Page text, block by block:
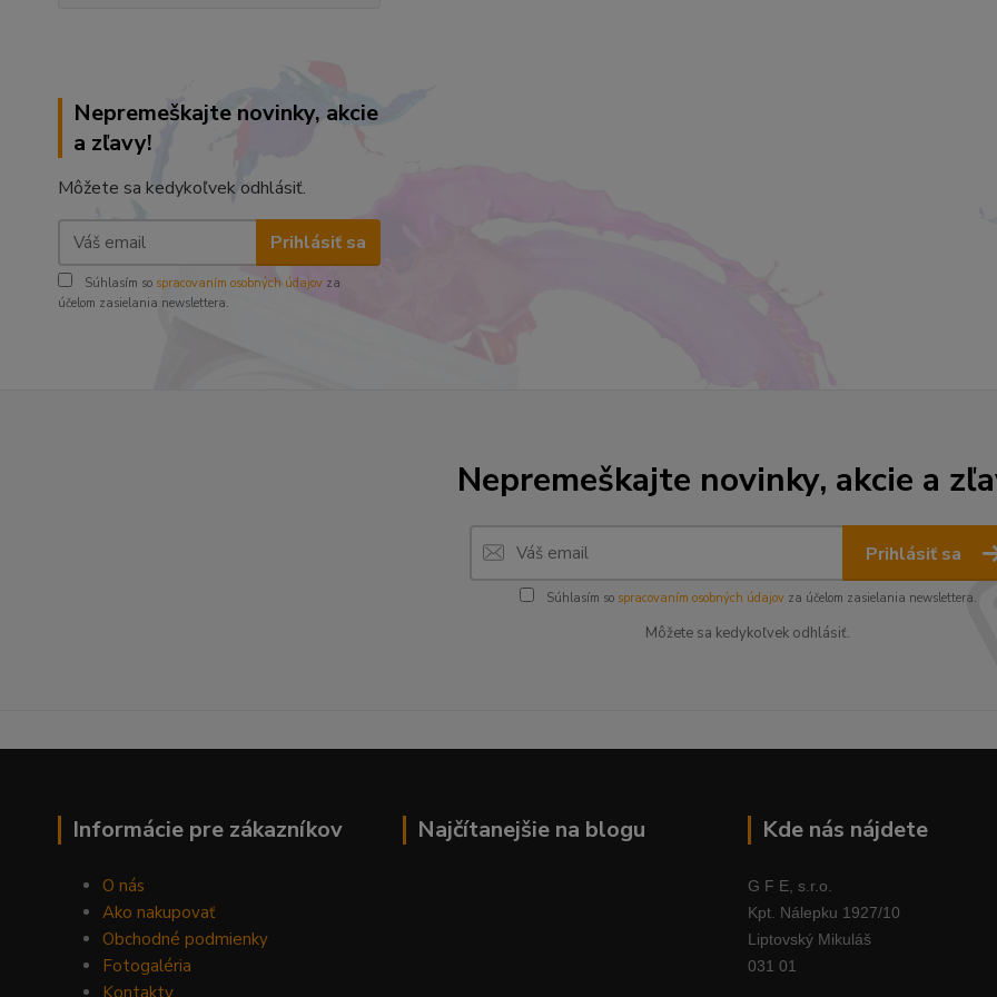
Nepremeškajte novinky, akcie
a zľavy!
Môžete sa kedykoľvek odhlásiť.
Prihlásiť sa
Súhlasím so spracovaním osobných údajov za
účelom zasielania newslettera.
Nepremeškajte novinky, akcie a
Prihlásiť sa
Súhlasím so spracovaním osobných údajovza účelom zasielania newslettera.
Môžete sa kedykoľvek odhlásiť.
Informácie pre zákazníkov
O nás
Ako nakupovať
Obchodné podmienky
Fotogaléria
Najčítanejšie na blogu Kde nás nájdete
G F E, s.r.o.
Kpt. Nálepku 1927/10
Liptovský Mikuláš
031 01